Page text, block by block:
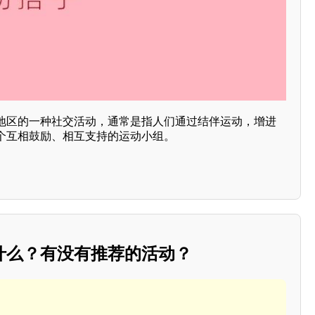
区的一种社交活动，通常是指人们通过结伴运动，增进
相鼓励、相互支持的运动小组。
？有没有推荐的活动？